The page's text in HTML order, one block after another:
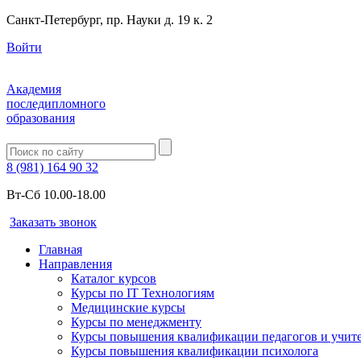
Санкт-Петербург, пр. Науки д. 19 к. 2
Войти
Академия
последипломного
образования
8 (981) 164 90 32
Вт-Сб 10.00-18.00
Заказать звонок
Главная
Направления
Каталог курсов
Курсы по IT Технологиям
Медицинские курсы
Курсы по менеджменту
Курсы повышения квалификации педагогов и
Курсы повышения квалификации психолога